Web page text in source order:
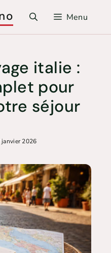
Menu
italie :
pour
séjour
janvier 2026